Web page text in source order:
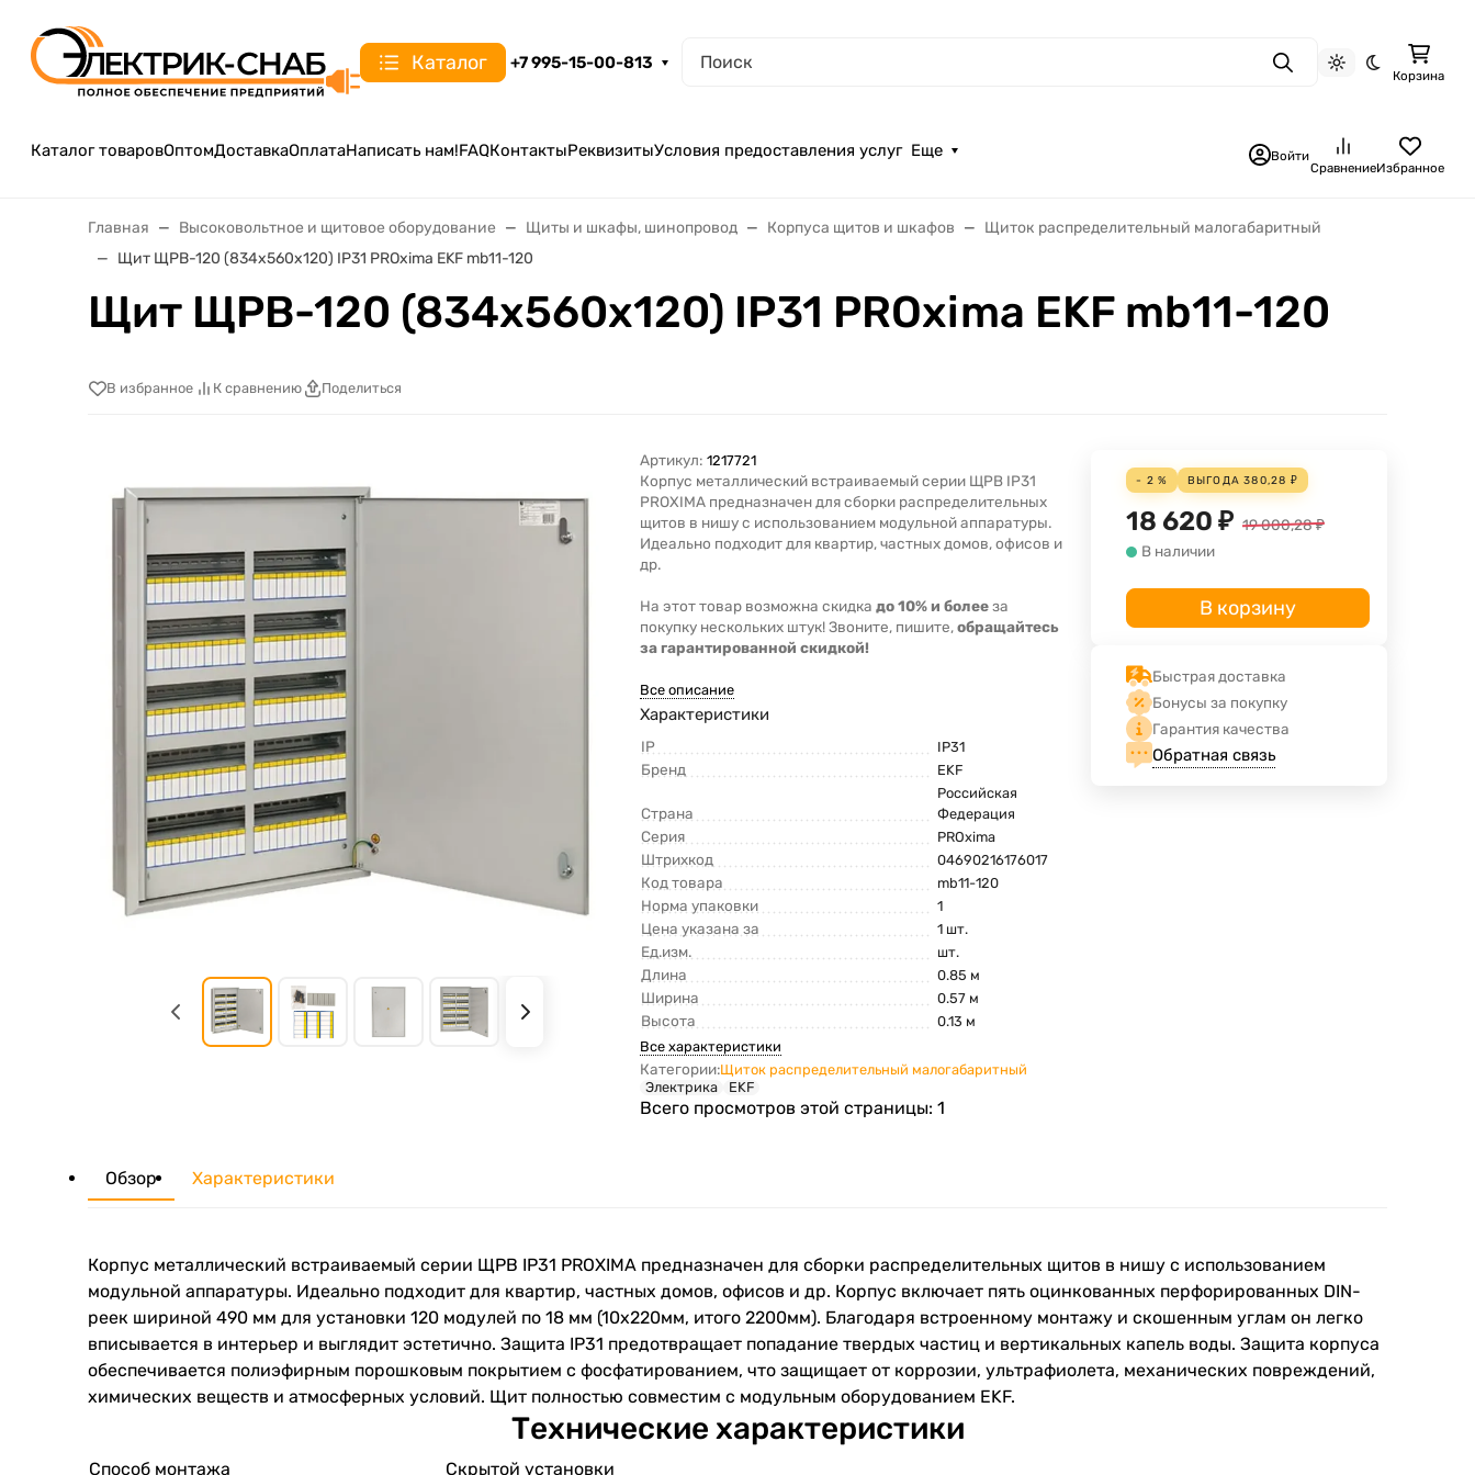
Каталог +7 995-15-00-813 ПоискСветлая тема
Темная тема
Корзина
Каталог товаровОптомДоставкаОплатаНаписать нам!FAQКонтактыРеквизитыУсловия предоставления услуг Еще Войти
СравнениеИзбранное
Главная Высоковольтное и щитовое оборудование Щиты и шкафы, шинопровод Корпуса щитов и шкафов
Щиток распределительный малогабаритный
Щит ЩРВ-120 (834х560х120) IP31 PROxima EKF mb11-120
Щит ЩРВ-120 (834х560х120) IP31 PROxima EKF mb11-120
В избранное К сравнению Поделиться
Артикул: 1217721
Корпус металлический встраиваемый серии ЩРВ IP31
PROXIMA предназначен для сборки распределительных
щитов в нишу с использованием модульной аппаратуры.
Идеально подходит для квартир, частных домов, офисов и
др.
На этот товар возможна скидкадо 10% и болееза
покупку нескольких штук! Звоните, пишите,обращайтесь
за гарантированной скидкой!
Все описание
Характеристики
IP IP31
Бренд EKF
Страна
Российская
Федерация
Серия PROxima
Штрихкод 04690216176017
Код товара mb11-120
Норма упаковки 1
Цена указана за 1 шт.
Ед.изм. шт.
Длина 0.85 м
Ширина 0.57 м
Высота
0.13 м
Все характеристики
Категории:Щиток распределительный малогабаритный
Электрика
EKF
Всего просмотров этой страницы:1
- 2 % ВЫГОДА380,28 ₽
18 620 ₽ 19 000,28₽
В наличии
В корзину
Быстрая доставка
Бонусы за покупку
Гарантия качества
Обратная связь
Обзор Характеристики
Корпус металлический встраиваемый серии ЩРВ IP31 PROXIMA предназначен для сборки распределительных щитов в нишу с использованием
модульной аппаратуры. Идеально подходит для квартир, частных домов, офисов и др. Корпус включает пять оцинкованных перфорированных DIN-
реек шириной 490 мм для установки 120 модулей по 18 мм (10х220мм, итого 2200мм). Благодаря встроенному монтажу и скошенным углам он легко
вписывается в интерьер и выглядит эстетично. Защита IP31 предотвращает попадание твердых частиц и вертикальных капель воды. Защита корпуса
обеспечивается полиэфирным порошковым покрытием с фосфатированием, что защищает от коррозии, ультрафиолета, механических повреждений,
химических веществ и атмосферных условий. Щит полностью совместим с модульным оборудованием EKF.
Технические характеристики
Способ монтажа
Скрытой установки